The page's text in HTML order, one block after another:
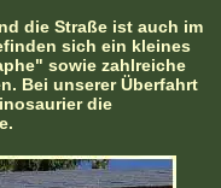
die Straße ist auch im
sich ein kleines
sowie zahlreiche
Bei unserer Überfahrt
die